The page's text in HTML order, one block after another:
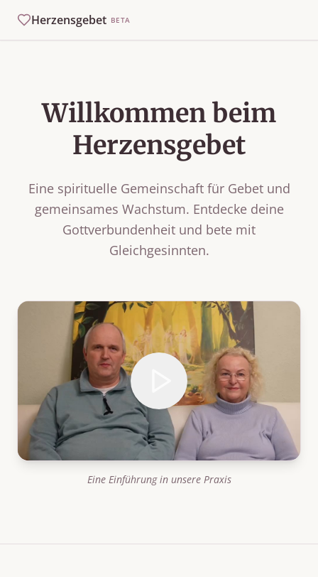
Herzensgebet BETA
Willkommen beim
Herzensgebet
Eine spirituelle Gemeinschaft für Gebet und
gemeinsames Wachstum. Entdecke deine
Gottverbundenheit und bete mit
Gleichgesinnten.
Eine Einführung in unsere Praxis